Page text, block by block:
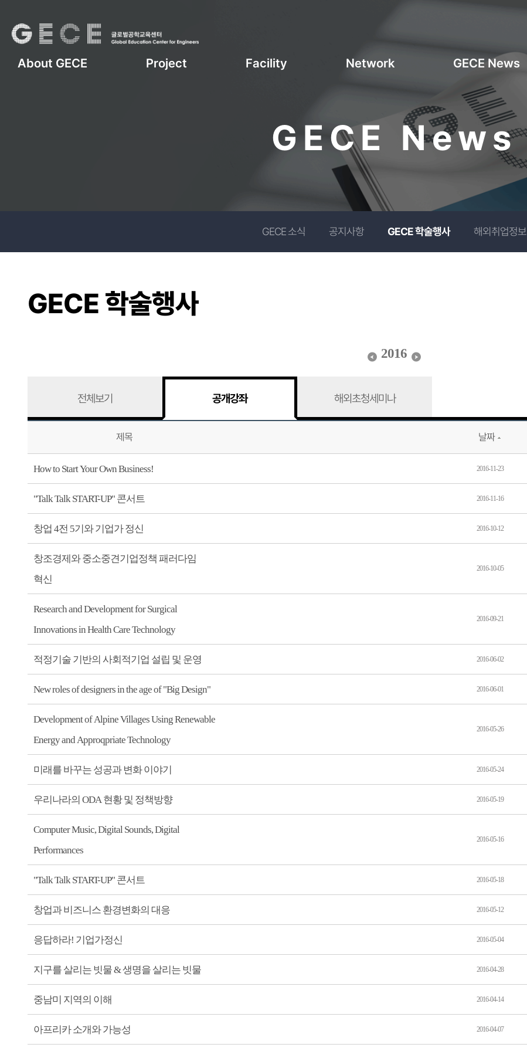
GECE News
GECE 소식 공지사항 GECE 학술행사 해외취업정보
GECE 학술행사
2016
전체보기 공개강좌 해외초청세미나
제목 날짜
How to Start Your Own Business! 2016-11-23
"Talk Talk START-UP" 콘서트 2016-11-16
창업 4전 5기와 기업가 정신 2016-10-12
창조경제와 중소중견기업정책 패러다임
혁신
2016-10-05
Research and Development for Surgical
Innovations in Health Care Technology
2016-09-21
적정기술 기반의 사회적기업 설립 및 운영 2016-06-02
New roles of designers in the age of "Big Design" 2016-06-01
Development of Alpine Villages Using Renewable
Energy and Approqpriate Technology
2016-05-26
미래를 바꾸는 성공과 변화 이야기 2016-05-24
우리나라의 ODA 현황 및 정책방향 2016-05-19
Computer Music, Digital Sounds, Digital
Performances
2016-05-16
"Talk Talk START-UP" 콘서트 2016-05-18
창업과 비즈니스 환경변화의 대응 2016-05-12
응답하라! 기업가정신 2016-05-04
지구를 살리는 빗물 & 생명을 살리는 빗물 2016-04-28
중남미 지역의 이해 2016-04-14
아프리카 소개와 가능성 2016-04-07
About GECE Project Facility Network GECE News